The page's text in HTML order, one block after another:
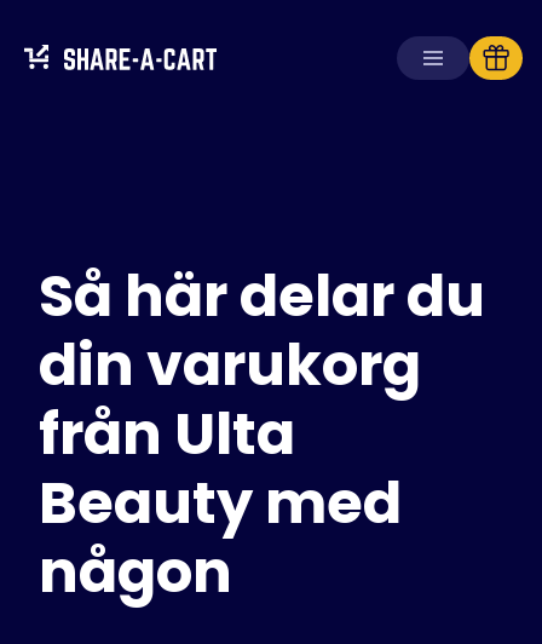
Lösningar
För konsumenter
För företag
Skaffa
Logga in
Butiker som stöds
Så här delar du
din varukorg
från Ulta
Beauty med
någon